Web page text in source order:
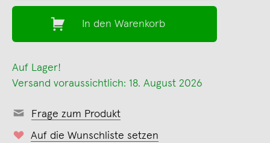
In den Warenkorb
Auf Lager!
Versand voraussichtlich: 18. August 2026
Frage zum Produkt
Auf die Wunschliste setzen